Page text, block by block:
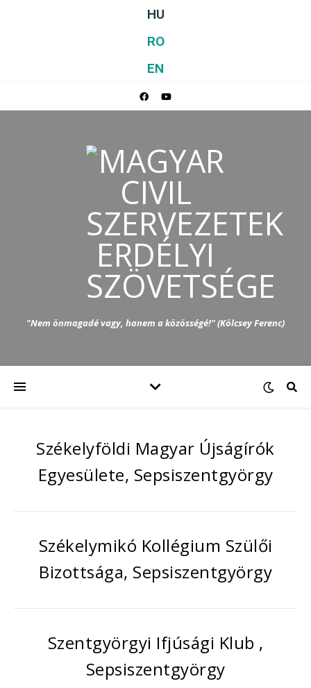
HU
RO
EN
"Nem önmagadé vagy, hanem a közösségé!" (Kölcsey Ferenc)
Székelyföldi Magyar Újságírók
Egyesülete, Sepsiszentgyörgy
Székelymikó Kollégium Szülői
Bizottsága, Sepsiszentgyörgy
Szentgyörgyi Ifjúsági Klub ,
Sepsiszentgyörgy